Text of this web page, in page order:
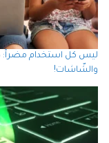
ليس كل استخدام مضراً:
والشّاشات!